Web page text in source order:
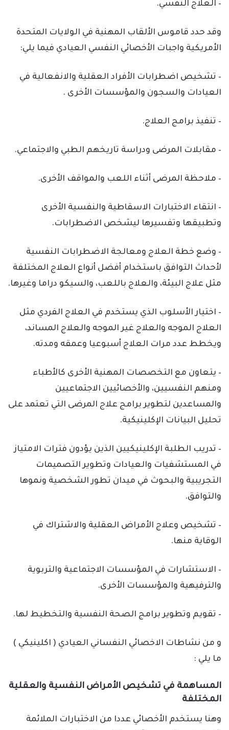
– العلاج النفسي.
وقد حدد قاموس الألقاب المهنية في الولايات المتحدة
الأمريكية واجبات الأخصائي النفسي العيادي فيما يلي:
– تشخيص اضطرابات الأفراد العقلية والانفعالية في
العيادات والسجون والمؤسسات الأخرى .
– تنفيذ برامج العلاج.
– مقابلات المرضى ودراسة تاريخهم الطبي والاجتماعي.
– ملاحظة المرضى أثناء اللعب والمواقف الأخرى.
– انتقاء الاختبارات الاسقاطية والنفسية الأخرى
وتطبيقها وتفسيرها ليشخص الاضطرابات.
– وضع خطة العلاج ومعالجة الاضطرابات النفسية
لأحداث التوافق باستخدام أفضل أنواع العلاج المختلفة
مثل علاج البيئة، والعلاج باللعب، والسيكو دراما وغيرها.
– اختيار الأسلوب الذي يستخدم في العلاج الفردي مثل
العلاج الموجه والعلاج غير الموجه والعلاج المساند،
ويخطط عدد مرات العلاج أسبوعيا وعمقه ومدته.
– يتعاون مع التخصصات المهنية الأخرى كالأطباء
ومنهم النفسيين، والأخصائيين الاجتماعيين
والمساعدين لتطوير برامج علاج المرضى التي تعتمد على
تحليل البيانات الإكلينيكية.
– تدريب الطلبة الإكلينيكيين الذين يؤدون فترات الامتياز
في المستشفيات والعيادات وتطوير التصميمات
التجريبية والبحوث في ميدان تطور الشخصية ونموها
والتوافق.
– تشخيص وعلاج الأمراض العقلية والاشتراك في
الوقاية منها.
– الاستشارات في المؤسسات الاجتماعية والتربوية
والترفيهية والمؤسسات الأخرى.
– تقويم وتطوير برامج الصحة النفسية والتخطيط لها.
و من نشاطات الاخصائي النفساني العيادي ( اكلينيكي )
ما يلي :
المساهمة في تشخيص الأمراض النفسية والعقلية
المختلفة
وهنا يستخدم الأخصائي عددا من الاختبارات الملائمة